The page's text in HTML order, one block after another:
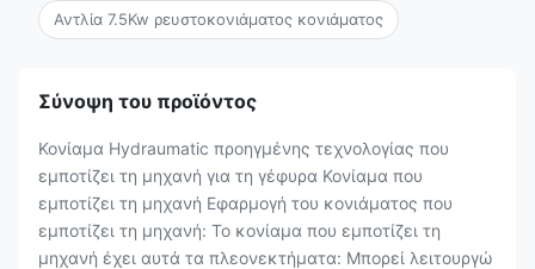
Αντλία 7.5Kw ρευστοκονιάματος κονιάματος
Σύνοψη του προϊόντος
Κονίαμα Hydraumatic προηγμένης τεχνολογίας που
εμποτίζει τη μηχανή για τη γέφυρα Κονίαμα που
εμποτίζει τη μηχανή Εφαρμογή του κονιάματος που
εμποτίζει τη μηχανή: Το κονίαμα που εμποτίζει τη
μηχανή έχει αυτά τα πλεονεκτήματα: Μπορεί λειτουργώ